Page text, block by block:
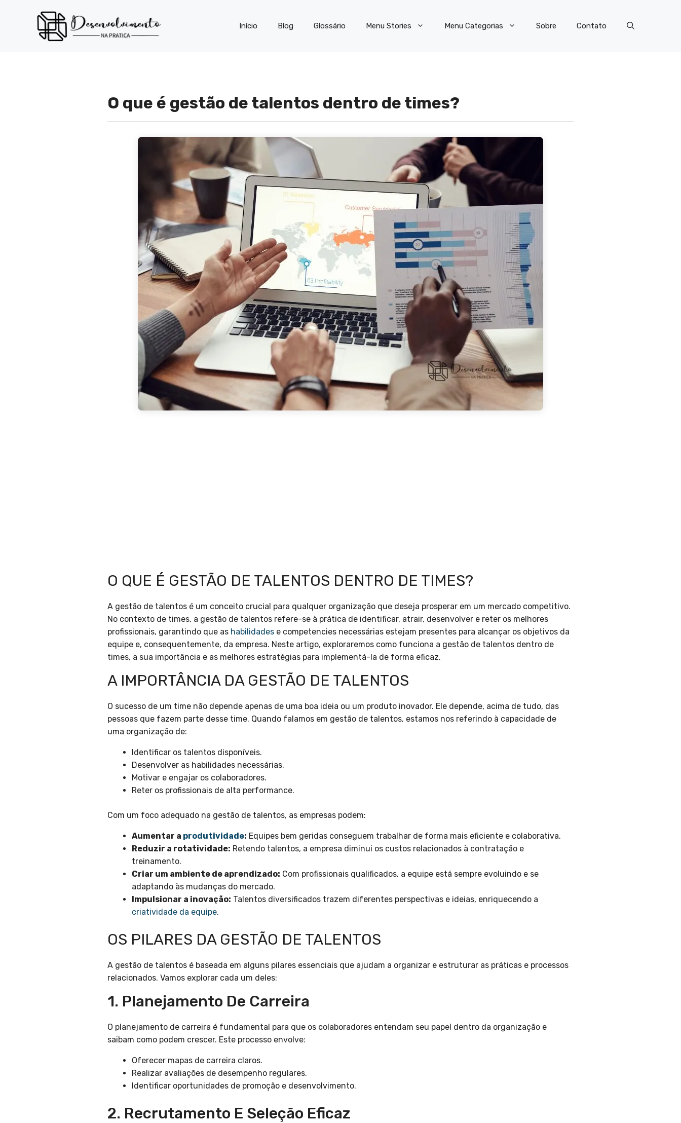
Início Blog Glossário Menu Stories Menu Categorias Sobre Contato
O que é gestão de talentos dentro de times?
O QUE É GESTÃO DE TALENTOS DENTRO DE TIMES?
A gestão de talentos é um conceito crucial para qualquer organização que deseja prosperar em um mercado competitivo.
No contexto de times, a gestão de talentos refere-se à prática de identificar, atrair, desenvolver e reter os melhores
profissionais, garantindo que as habilidades e competencies necessárias estejam presentes para alcançar os objetivos da
equipe e, consequentemente, da empresa. Neste artigo, exploraremos como funciona a gestão de talentos dentro de
times, a sua importância e as melhores estratégias para implementá-la de forma eficaz.
A IMPORTÂNCIA DA GESTÃO DE TALENTOS
O sucesso de um time não depende apenas de uma boa ideia ou um produto inovador. Ele depende, acima de tudo, das
pessoas que fazem parte desse time. Quando falamos em gestão de talentos, estamos nos referindo à capacidade de
uma organização de:
Identificar os talentos disponíveis.
Desenvolver as habilidades necessárias.
Motivar e engajar os colaboradores.
Reter os profissionais de alta performance.
Com um foco adequado na gestão de talentos, as empresas podem:
Aumentar a produtividade: Equipes bem geridas conseguem trabalhar de forma mais eficiente e colaborativa.
Reduzir a rotatividade: Retendo talentos, a empresa diminui os custos relacionados à contratação e
treinamento.
Criar um ambiente de aprendizado: Com profissionais qualificados, a equipe está sempre evoluindo e se
adaptando às mudanças do mercado.
Impulsionar a inovação: Talentos diversificados trazem diferentes perspectivas e ideias, enriquecendo a
criatividade da equipe.
OS PILARES DA GESTÃO DE TALENTOS
A gestão de talentos é baseada em alguns pilares essenciais que ajudam a organizar e estruturar as práticas e processos
relacionados. Vamos explorar cada um deles:
1. Planejamento De Carreira
O planejamento de carreira é fundamental para que os colaboradores entendam seu papel dentro da organização e
saibam como podem crescer. Este processo envolve:
Oferecer mapas de carreira claros.
Realizar avaliações de desempenho regulares.
Identificar oportunidades de promoção e desenvolvimento.
2. Recrutamento E Seleção Eficaz